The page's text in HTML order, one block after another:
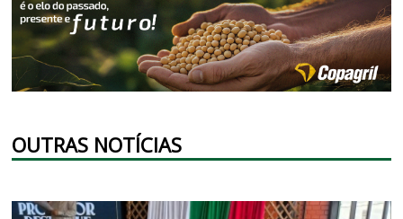
OUTRAS NOTÍCIAS